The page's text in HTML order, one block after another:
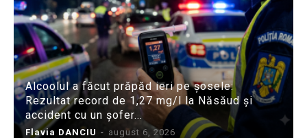
Alcoolul a făcut prăpăd ieri pe șosele:
Rezultat record de 1,27 mg/l la Năsăud și
accident cu un șofer...
Flavia DANCIU - august 6, 2026